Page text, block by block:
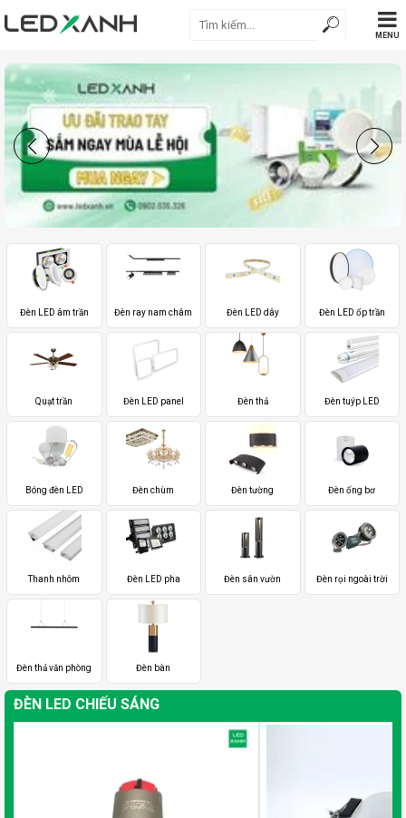
MENU
Đèn LED âm trần Đèn ray nam châm Đèn LED dây Đèn LED ốp trần
Quạt trần Đèn LED panel Đèn thả Đèn tuýp LED
Bóng đèn LED Đèn chùm Đèn tường Đèn ống bơ
Thanh nhôm Đèn LED pha Đèn sân vườn Đèn rọi ngoài trời
Đèn thả văn phòng Đèn bàn
ĐÈN LED CHIẾU SÁNG